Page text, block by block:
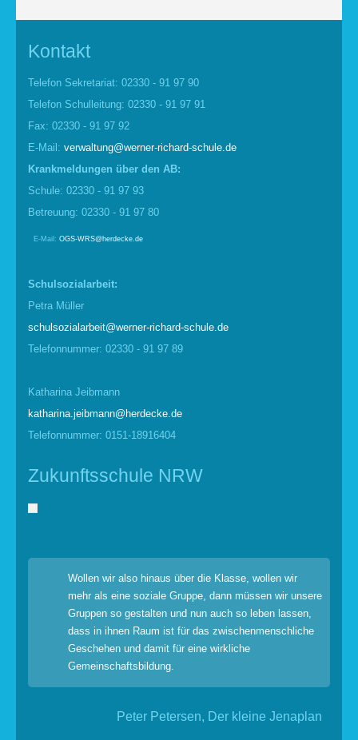
Kontakt
Telefon Sekretariat: 02330 - 91 97 90
Telefon Schulleitung: 02330 - 91 97 91
Fax: 02330 - 91 97 92
E-Mail: verwaltung@werner-richard-schule.de
Krankmel d ungen über den AB:
Schule: 02330 - 91 97 93
Betreuung: 02330 - 91 97 80
E-Mail: OGS-WRS@herdecke.de
Schulsozialarbeit:
Petra Müller
schulsozialarbeit@werner-richard-schule.de
Telefonnummer: 02330 - 91 97 89
Katharina Jeibmann
katharina.jeibmann@herdecke.de
Telefonnummer: 0151-18916404
Zukunftsschule NRW
Wollen wir also hinaus über die Klasse, wollen wir
mehr als eine soziale Gruppe, dann müssen wir unsere
Gruppen so gestalten und nun auch so leben lassen,
dass in ihnen Raum ist für das zwischenmenschliche
Geschehen und damit für eine wirkliche
Gemeinschaftsbildung.
Peter Petersen, Der kleine Jenaplan